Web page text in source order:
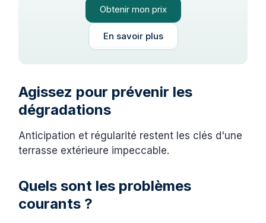
Obtenir mon prix
En savoir plus
Agissez pour prévenir les
dégradations
Anticipation et régularité restent les clés d'une
terrasse extérieure impeccable.
Quels sont les problèmes
courants ?